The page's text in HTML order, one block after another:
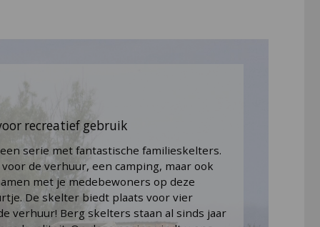
recreatief gebruik
een serie met fantastische familieskelters.
de verhuur, een camping, maar ook
met je medebewoners op deze
De skelter biedt plaats voor vier
verhuur! Berg skelters staan al sinds jaar